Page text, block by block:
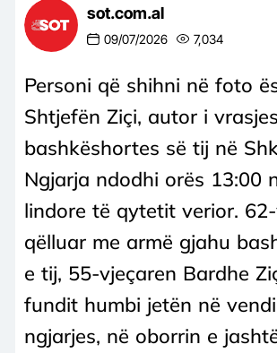
sot.com.al
09/07/2026 7,034
Personi që shihni në foto
Shtjefën Ziçi, autor i
bashkëshortes së tij në
Ngjarja ndodhi orës 13:00
lindore të qytetit verior.
qëlluar me armë gjahu
e tij, 55-vjeçaren Bardhe
fundit humbi jetën në
ngjarjes, në oborrin e